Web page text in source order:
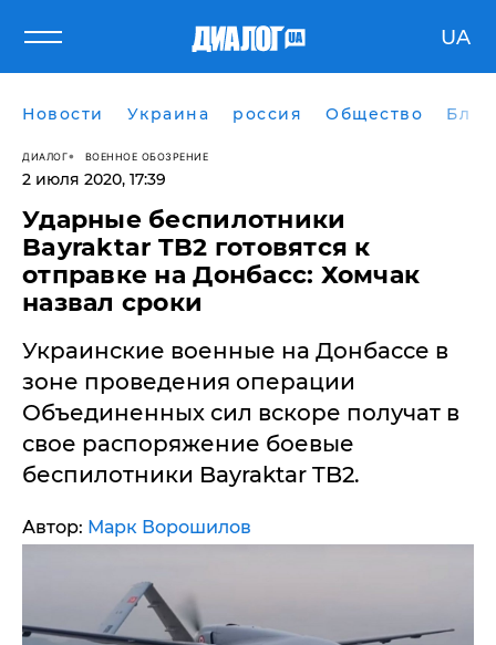
UA
Новости Украина россия Общество
ДИАЛОГ ВОЕННОЕ ОБОЗРЕНИЕ
2 июля 2020, 17:39
Ударные беспилотники
Bayraktar TB2 готовятся к
отправке на Донбасс: Хомчак
назвал сроки
Украинские военные на Донбассе в
зоне проведения операции
Объединенных сил вскоре получат в
свое распоряжение боевые
беспилотники Bayraktar TB2.
Автор: Марк Ворошилов